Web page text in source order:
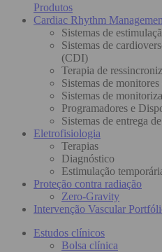
Produtos
Cardiac Rhythm
Sistemas de
Sistemas de
(CDI)
Terapia de
Sistemas de
Sistemas de
Programadores e
Sistemas de entrega
Eletrofisiologia
Terapias
Diagnóstico
Estimulação
Proteção contra radiação
Zero-Gravity
Intervenção Vascular
Estudos clínicos
Bolsa clínica